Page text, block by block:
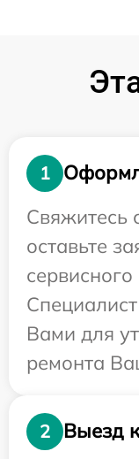
1
Свяжитесь
оставьте
Вами для
ремонта
2 Выезд